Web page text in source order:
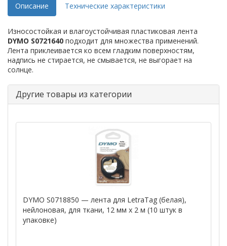
Описание Технические характеристики
Износостойкая и влагоустойчивая пластиковая лента
DYMO S0721640 подходит для множества применений.
Лента приклеивается ко всем гладким поверхностям,
надпись не стирается, не смывается, не выгорает на
солнце.
Другие товары из категории
DYMO S0718850 — лента для LetraTag (белая),
нейлоновая, для ткани, 12 мм х 2 м (10 штук в
упаковке)